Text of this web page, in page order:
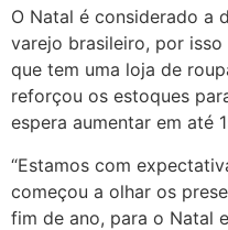
O Natal é considerado a
varejo brasileiro, por isso
que tem uma loja de
reforçou os estoques
espera aumentar em até
“Estamos com
começou a olhar os
fim de ano, para o Natal